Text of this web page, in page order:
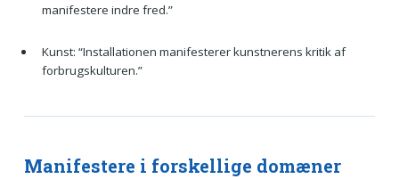
manifestere indre fred.”
Kunst: “Installationen manifesterer kunstnerens kritik af
forbrugskulturen.”
Manifestere i forskellige domæner